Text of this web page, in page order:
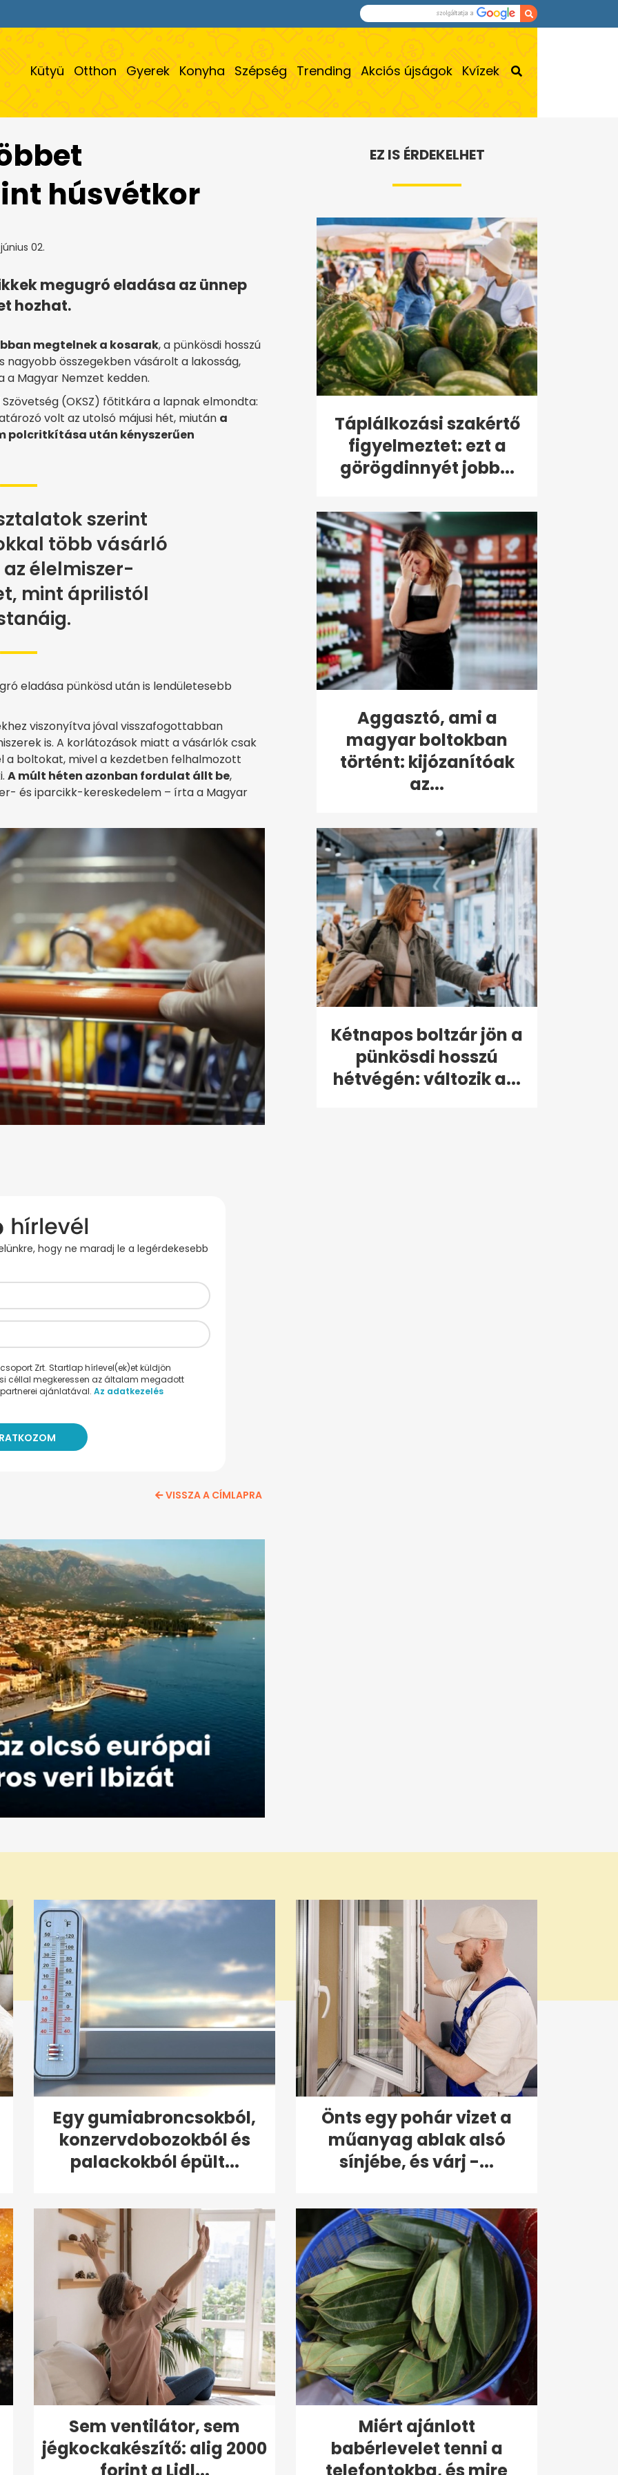
Kütyü Otthon Gyerek Konyha Szépség Trending Akciós újságok Kvízek
húsvétkor
02.
megugró eladása az ünnep
hozhat.
megtelnek a kosarak, a pünkösdi hosszú
összegekben vásárolt a lakosság,
Magyar Nemzet kedden.
(OKSZ) főtitkára a lapnak elmondta:
volt az utolsó májusi hét, miután a
polcritkítása után kényszerűen
szerint
több vásárló
élelmiszer-
mint áprilistól
eladása pünkösd után is lendületesebb
viszonyítva jóval visszafogottabban
is. A korlátozások miatt a vásárlók csak
a boltokat, mivel a kezdetben felhalmozott
A múlt héten azonban fordulat állt be,
és iparcikk-kereskedelem – írta a Magyar
hogy ne maradj le a legérdekesebb
Zrt. Startlap hírlevel(ek)et küldjön
céllal megkeressen az általam megadott
ajánlatával. Az adatkezelés
VISSZA A CÍMLAPRA
EZ IS ÉRDEKELHET
Táplálkozási szakértő
figyelmeztet: ezt a
görögdinnyét jobb...
Aggasztó, ami a
magyar boltokban
történt: kijózanítóak
az...
Kétnapos boltzár jön a
pünkösdi hosszú
hétvégén: változik a...
Egy gumiabroncsokból,
konzervdobozokból és
palackokból épült...
Önts egy pohár vizet a
műanyag ablak alsó
sínjébe, és várj -...
Sem ventilátor, sem
jégkockakészítő: alig 2000
forint a Lidl...
Miért ajánlott
babérlevelet tenni a
telefontokba, és mire